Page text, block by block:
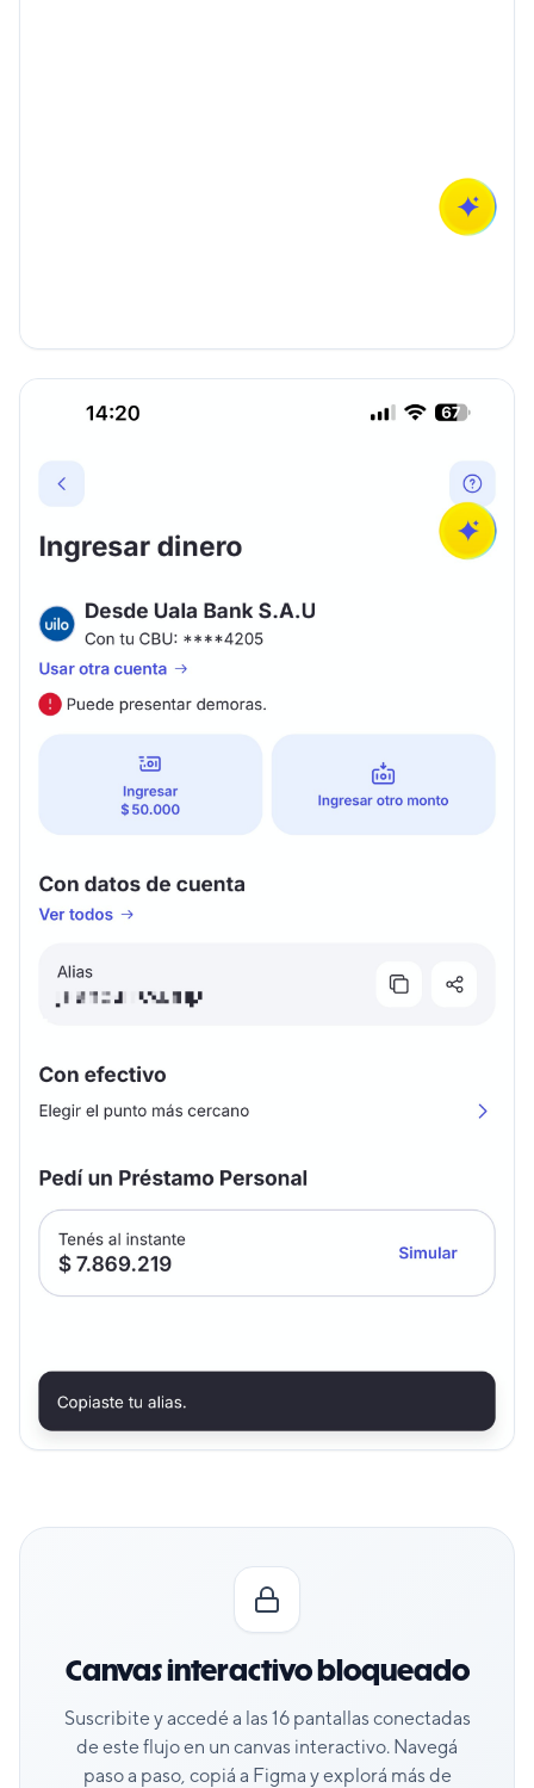
Canvas interactivo bloqueado
Suscribite y accedé a las 16pantallas conectadas
de este flujo en un canvas interactivo. Navegá
paso a paso, copiá a Figma y explorá más de